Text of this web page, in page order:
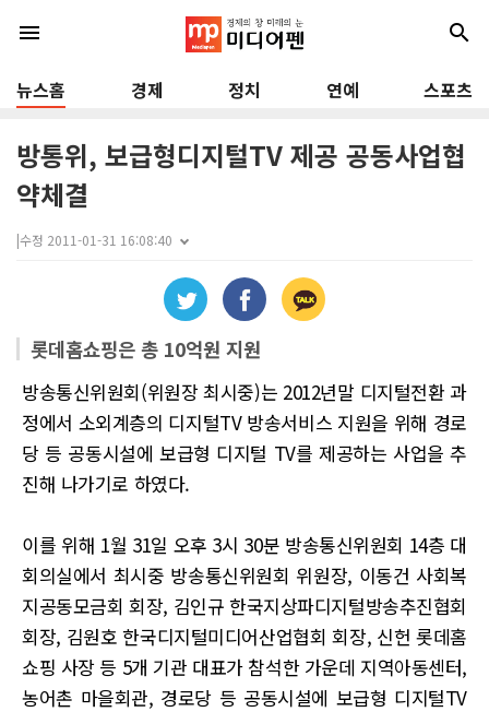
menu search
뉴스홈 경제 정치 연예 스포츠
방통위, 보급형디지털TV 제공 공동사업협
약체결
|수정 2011-01-31 16:08:40
롯데홈쇼핑은 총 10억원 지원
방송통신위원회(위원장 최시중)는 2012년말 디지털전환 과
정에서 소외계층의 디지털TV 방송서비스 지원을 위해 경로
당 등 공동시설에 보급형 디지털 TV를 제공하는 사업을 추
진해 나가기로 하였다.
이를 위해 1월 31일 오후 3시 30분 방송통신위원회 14층 대
회의실에서 최시중 방송통신위원회 위원장, 이동건 사회복
지공동모금회 회장, 김인규 한국지상파디지털방송추진협회
회장, 김원호 한국디지털미디어산업협회 회장, 신헌 롯데홈
쇼핑 사장 등 5개 기관 대표가 참석한 가운데 지역아동센터,
농어촌 마을회관, 경로당 등 공동시설에 보급형 디지털TV